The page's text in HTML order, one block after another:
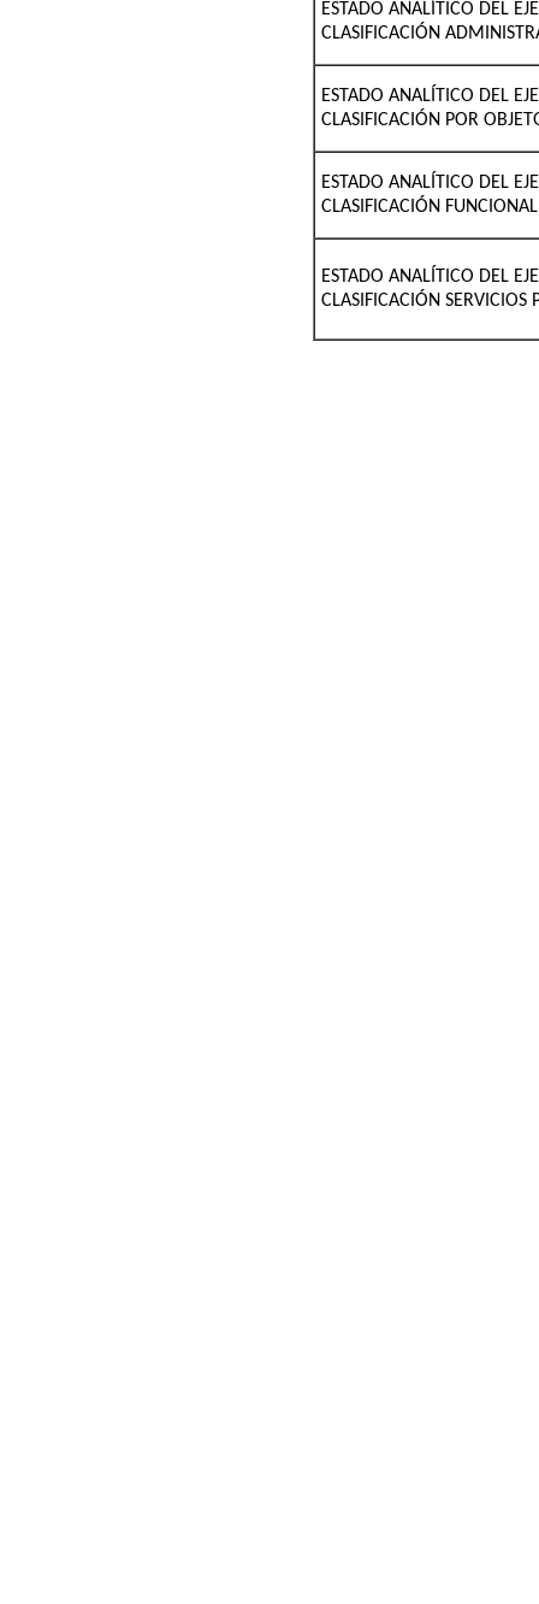
ESTADO ANALÍTICO DEL
CLASIFICACIÓN
ESTADO ANALÍTICO DEL
CLASIFICACIÓN POR
ESTADO ANALÍTICO DEL
CLASIFICACIÓN
ESTADO ANALÍTICO DEL
CLASIFICACIÓN SERVICIOS